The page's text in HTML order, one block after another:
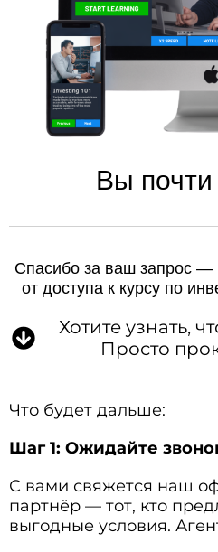
Вы почти
Спасибо за ваш запрос —
от доступа к курсу по
Хотите узнать,
Просто
Что будет дальше:
Шаг 1: Ожидайте
С вами свяжется наш
партнёр — тот, кто
выгодные условия.